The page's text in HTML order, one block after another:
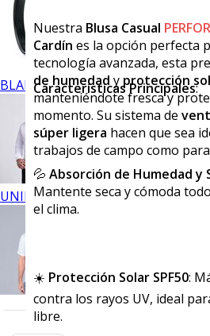
BLANCOS
UNIFORMES
Nuestra Blusa Casual
Cardín es la opción perfecta
tecnología avanzada, esta
de humedad y protección
manteniéndote fresca y
momento. Su sistema de
súper ligera hacen que sea
trabajos de campo como
Características Principales:
💦 Absorción de Humedad y
Mantente seca y cómoda
el clima.
☀️ Protección Solar SPF50:
contra los rayos UV, ideal
libre.